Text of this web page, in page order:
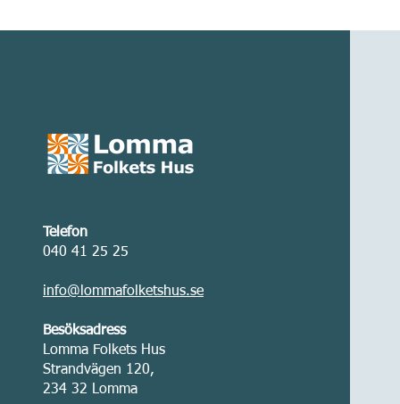
Telefon
040 41 25 25
info@lommafolketshus.se
Besöksadress
Lomma Folkets Hus
Strandvägen 120,
234 32 Lomma